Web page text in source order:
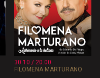
30.10 / 20.00
FILOMENA MARTURANO